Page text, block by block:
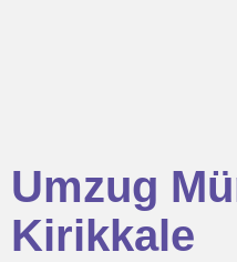
Umzug
Kirikkale